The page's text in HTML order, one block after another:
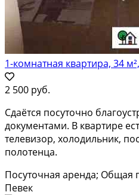
1-комнатная квартира, 34
2 500 руб.
Сдаётся посуточно
документами. В квартире
телевизор, холодильник,
полотенца.
Посуточная аренда; Общая
Певек